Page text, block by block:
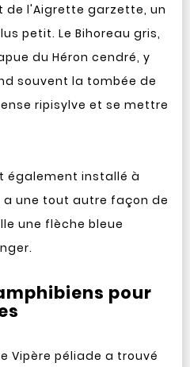
de l'Aigrette garzette, un
petit. Le Bihoreau gris,
du Héron cendré, y
souvent la tombée de
ripisylve et se mettre
également installé à
a une tout autre façon de
une flèche bleue
pour
Vipère péliade a trouvé